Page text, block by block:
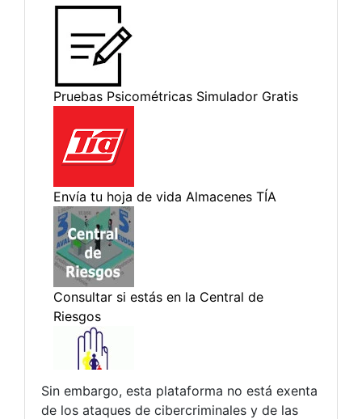
Sin embargo, esta plataforma no está exenta
de los ataques de cibercriminales y de las